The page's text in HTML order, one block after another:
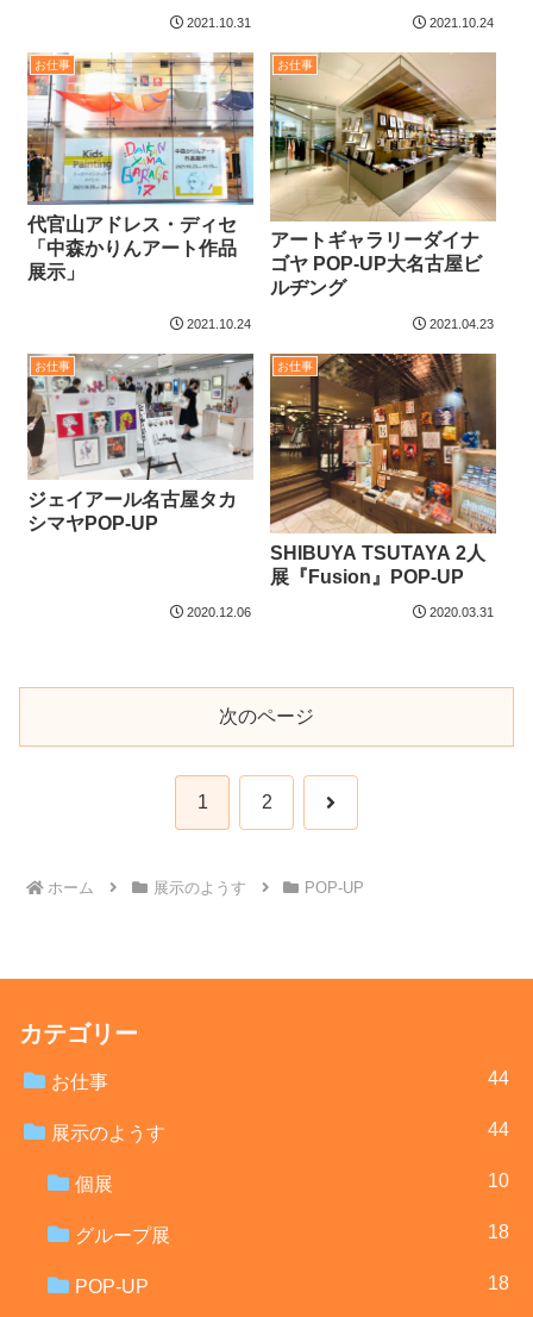
2021.10.31 2021.10.24
お仕事
代官山アドレス・ディセ
「中森かりんアート作品
展示」
2021.10.24
お仕事
アートギャラリーダイナ
ゴヤ POP-UP大名古屋ビ
ルヂング
2021.04.23
お仕事
ジェイアール名古屋タカ
シマヤPOP-UP
2020.12.06
お仕事
SHIBUYA TSUTAYA 2人
展『Fusion』POP-UP
2020.03.31
次のページ
1 2 次
ホーム 展示のようす POP-UP
カテゴリー
お仕事 44
展示のようす 44
個展 10
グループ展 18
POP-UP 18